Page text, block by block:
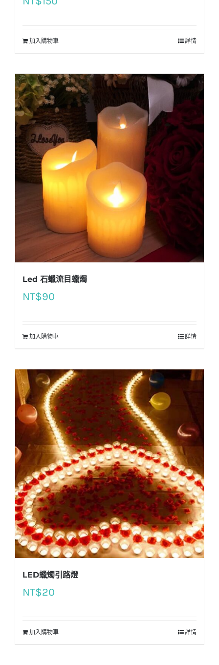
加入購物車 詳情
Led 石蠟流目蠟燭
NT$90
加入購物車 詳情
LED蠟燭引路燈
NT$20
加入購物車 詳情